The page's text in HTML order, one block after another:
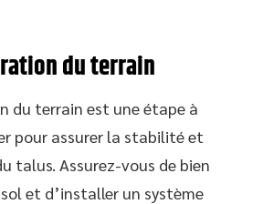
du terrain
du terrain est une étape à
pour assurer la stabilité et
talus. Assurez-vous de bien
et d’installer un système